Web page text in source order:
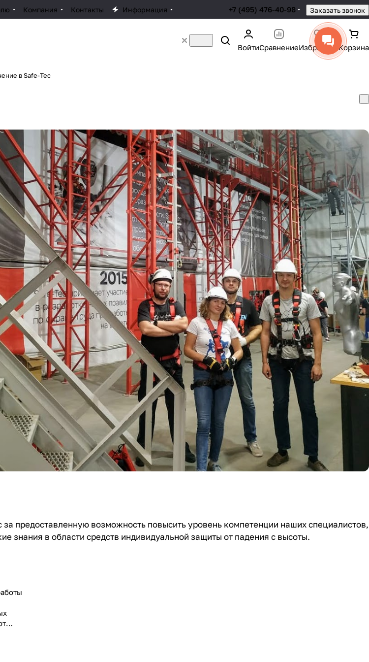
Компания Контакты Информация +7 (495) 476-40-98 Заказать звонок
ВойтиСравнениеИзбранное Корзина
в Safe-Tec
предоставленную возможность повысить уровень компетенции наших специалистов,
знания в области средств индивидуальной защиты от падения с высоты.